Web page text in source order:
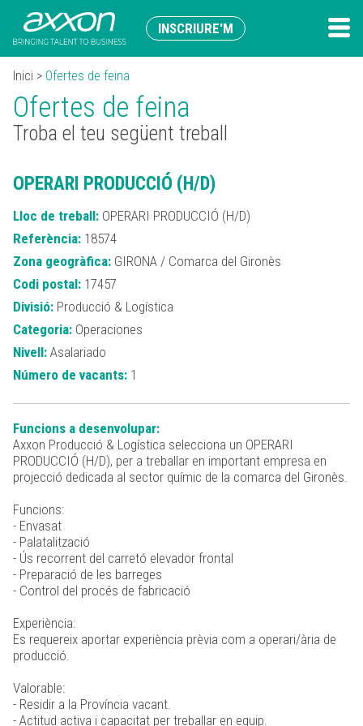
INSCRIURE'M
Inici > Ofertes de feina
Ofertes de feina
Troba el teu següent treball
OPERARI PRODUCCIÓ (H/D)
Lloc de treball:OPERARI PRODUCCIÓ (H/D)
Referència:18574
Zona geogràfica:GIRONA / Comarca del Gironès
Codi postal:17457
Divisió:Producció & Logística
Categoria:Operaciones
Nivell:Asalariado
Número de vacants:1
Funcions a desenvolupar:
Axxon Producció & Logística selecciona un OPERARI
PRODUCCIÓ (H/D), per a treballar en important empresa en
projecció dedicada al sector químic de la comarca del Gironès.
Funcions:
- Envasat
- Palatalització
- Ús recorrent del carretó elevador frontal
- Preparació de les barreges
- Control del procés de fabricació
Experiència:
Es requereix aportar experiència prèvia com a operari/ària de
producció.
Valorable:
- Residir a la Província vacant.
- Actitud activa i capacitat per treballar en equip.